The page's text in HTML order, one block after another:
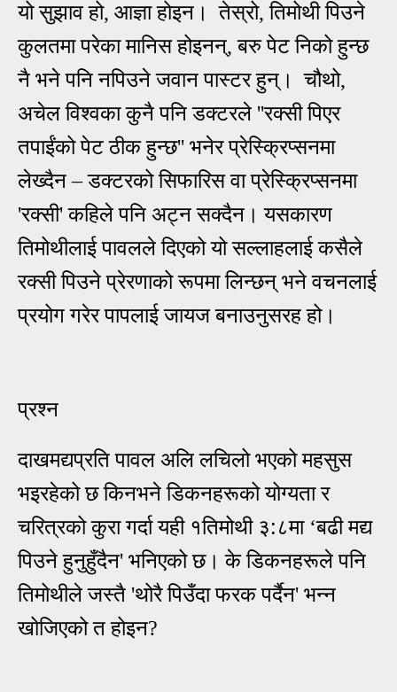
यो सुझाव हो, आज्ञा होइन। तेस्रो, तिमोथी पिउने
कुलतमा परेका मानिस होइनन्, बरु पेट निको हुन्छ
नै भने पनि नपिउने जवान पास्टर हुन्। चौथो,
अचेल विश्वका कुनै पनि डक्टरले ''रक्सी पिएर
तपाईंको पेट ठीक हुन्छ'' भनेर प्रेस्क्रिप्सनमा
लेख्दैन – डक्टरको सिफारिस वा प्रेस्क्रिप्सनमा
'रक्सी' कहिले पनि अट्न सक्दैन। यसकारण
तिमोथीलाई पावलले दिएको यो सल्लाहलाई कसैले
रक्सी पिउने प्रेरणाको रूपमा लिन्छन् भने वचनलाई
प्रयोग गरेर पापलाई जायज बनाउनुसरह हो।
प्रश्न
दाखमद्यप्रति पावल अलि लचिलो भएको महसुस
भइरहेको छ किनभने डिकनहरूको योग्यता र
चरित्रको कुरा गर्दा यही १तिमोथी ३:८मा ‘बढी मद्य
पिउने हुनुहुँदैन' भनिएको छ। के डिकनहरूले पनि
तिमोथीले जस्तै 'थोरै पिउँदा फरक पर्दैन' भन्न
खोजिएको त होइन?